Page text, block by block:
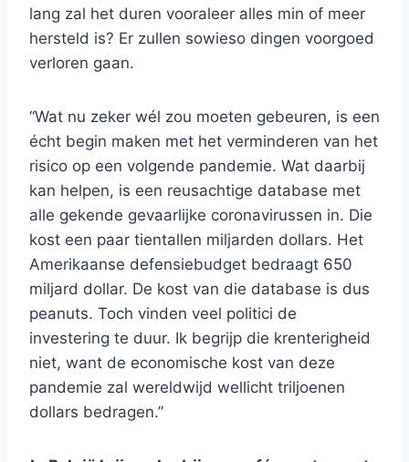
lang zal het duren vooraleer alles min of meer
hersteld is? Er zullen sowieso dingen voorgoed
verloren gaan.
“Wat nu zeker wél zou moeten gebeuren, is een
écht begin maken met het verminderen van het
risico op een volgende pandemie. Wat daarbij
kan helpen, is een reusachtige database met
alle gekende gevaarlijke coronavirussen in. Die
kost een paar tientallen miljarden dollars. Het
Amerikaanse defensiebudget bedraagt 650
miljard dollar. De kost van die database is dus
peanuts. Toch vinden veel politici de
investering te duur. Ik begrijp die krenterigheid
niet, want de economische kost van deze
pandemie zal wereldwijd wellicht triljoenen
dollars bedragen.”